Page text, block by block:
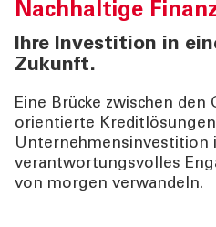
Nachhaltige
Ihre Investition in
Zukunft.
Eine Brücke zwischen den
orientierte
Unternehmensinvestition
verantwortungsvolles
von morgen verwandeln.